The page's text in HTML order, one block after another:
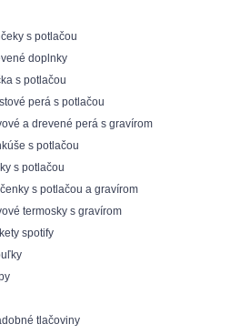
s potlačou
doplnky
s potlačou
perá s potlačou
a drevené perá s gravírom
s potlačou
s potlačou
s potlačou a gravírom
termosky s gravírom
spotify
tlačoviny